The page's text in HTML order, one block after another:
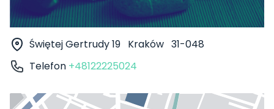
Świętej Gertrudy 19 Kraków 31-048
Telefon +48122225024